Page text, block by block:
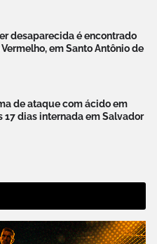
desaparecida é encontrado
em Santo Antônio de
de ataque com ácido em
17 dias internada em Salvador